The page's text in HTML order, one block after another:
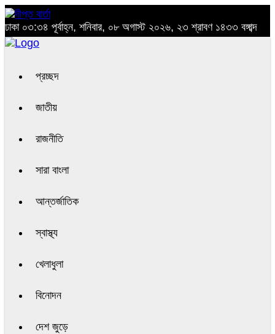
ঢাকা ০৩:৩৪ পূর্বাহ্ন, শনিবার, ০৮ অগাস্ট ২০২৬, ২৩ শ্রাবণ ১৪৩৩ বঙ্গাব্দ
প্রচ্ছদ
জাতীয়
রাজনীতি
সারা বাংলা
আন্তর্জাতিক
স্বাস্থ্য
খেলাধুলা
বিনোদন
দেশ জুড়ে